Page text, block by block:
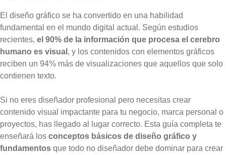
El diseño gráfico se ha convertido en una habilidad
fundamental en el mundo digital actual. Según estudios
recientes, el 90% de la información que procesa el cerebro
humano es visual , y los contenidos con elementos gráficos
reciben un 94% más de visualizaciones que aquellos que solo
contienen texto.
Si no eres diseñador profesional pero necesitas crear
contenido visual impactante para tu negocio, marca personal o
proyectos, has llegado al lugar correcto. Esta guía completa te
enseñará los conceptos básicos de diseño gráfico y
fundamentos que todo no diseñador debe dominar para crear